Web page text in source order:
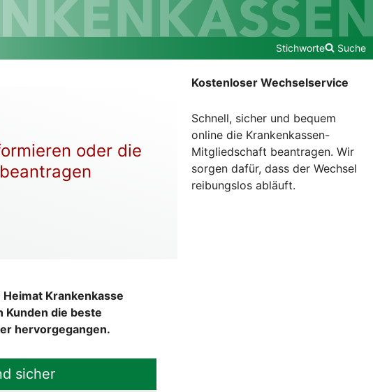
Stichworte Suche
oder die
Krankenkasse
Kunden die beste
hervorgegangen.
sicher
Kostenloser Wechselservice
Schnell, sicher und bequem
online die Krankenkassen-
Mitgliedschaft beantragen. Wir
sorgen dafür, dass der Wechsel
reibungslos abläuft.